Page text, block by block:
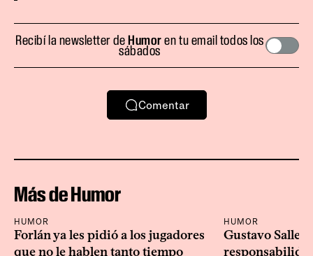
Recibí la newsletter deHumoren tu email todos los
sábados
Comentar
Más de Humor
HUMOR
Forlán ya les pidió a los jugadores
que no le hablen tanto tiempo
HUMOR
Gustavo Salle